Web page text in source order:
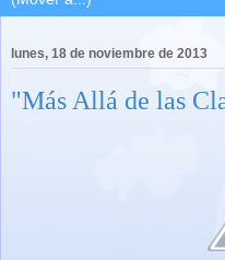
lunes, 18 de noviembre de 2013
"Más Allá de las